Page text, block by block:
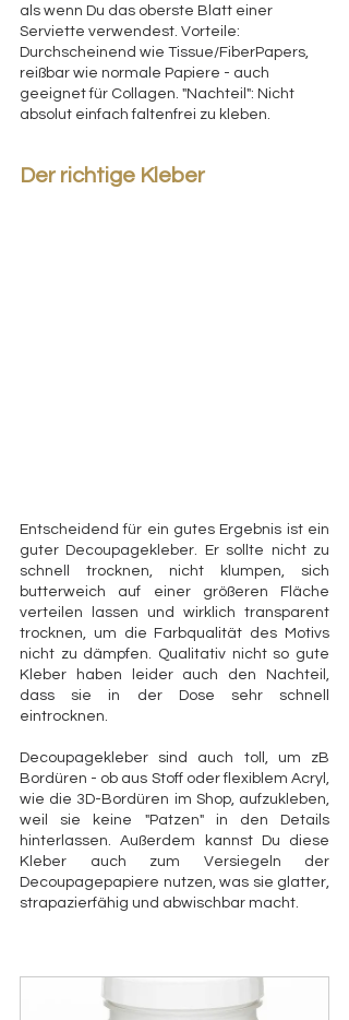
als wenn Du das oberste Blatt einer
Serviette verwendest. Vorteile:
Durchscheinend wie Tissue/FiberPapers,
reißbar wie normale Papiere - auch
geeignet für Collagen. "Nachteil": Nicht
absolut einfach faltenfrei zu kleben.
Der richtige Kleber
Entscheidend für ein gutes Ergebnis ist ein
guter Decoupagekleber. Er sollte nicht zu
schnell trocknen, nicht klumpen, sich
butterweich auf einer größeren Fläche
verteilen lassen und wirklich transparent
trocknen, um die Farbqualität des Motivs
nicht zu dämpfen. Qualitativ nicht so gute
Kleber haben leider auch den Nachteil,
dass sie in der Dose sehr schnell
eintrocknen.
Decoupagekleber sind auch toll, um zB
Bordüren - ob aus Stoff oder flexiblem Acryl,
wie die 3D-Bordüren im Shop, aufzukleben,
weil sie keine "Patzen" in den Details
hinterlassen. Außerdem kannst Du diese
Kleber auch zum Versiegeln der
Decoupagepapiere nutzen, was sie glatter,
strapazierfähig und abwischbar macht.